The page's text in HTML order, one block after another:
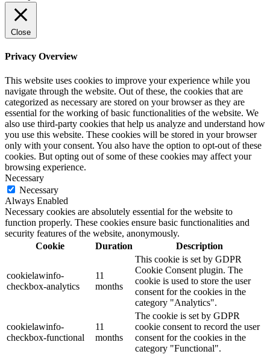
Close
Privacy Overview
This website uses cookies to improve your experience while you
navigate through the website. Out of these, the cookies that are
categorized as necessary are stored on your browser as they are
essential for the working of basic functionalities of the website. We
also use third-party cookies that help us analyze and understand how
you use this website. These cookies will be stored in your browser
only with your consent. You also have the option to opt-out of these
cookies. But opting out of some of these cookies may affect your
browsing experience.
Necessary
Necessary
Always Enabled
Necessary cookies are absolutely essential for the website to
function properly. These cookies ensure basic functionalities and
security features of the website, anonymously.
Cookie
Duration Description
cookielawinfo-
checkbox-analytics
11
months
This cookie is set by GDPR
Cookie Consent plugin. The
cookie is used to store the user
consent for the cookies in the
category "Analytics".
cookielawinfo-
checkbox-functional
11
months
The cookie is set by GDPR
cookie consent to record the user
consent for the cookies in the
category "Functional".